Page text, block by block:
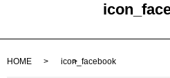
HOME icon_facebook